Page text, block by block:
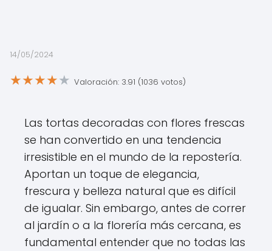
14/05/2024
★★★★★ Valoración: 3.91 (1036 votos)
Las tortas decoradas con flores frescas
se han convertido en una tendencia
irresistible en el mundo de la repostería.
Aportan un toque de elegancia,
frescura y belleza natural que es difícil
de igualar. Sin embargo, antes de correr
al jardín o a la florería más cercana, es
fundamental entender que no todas las